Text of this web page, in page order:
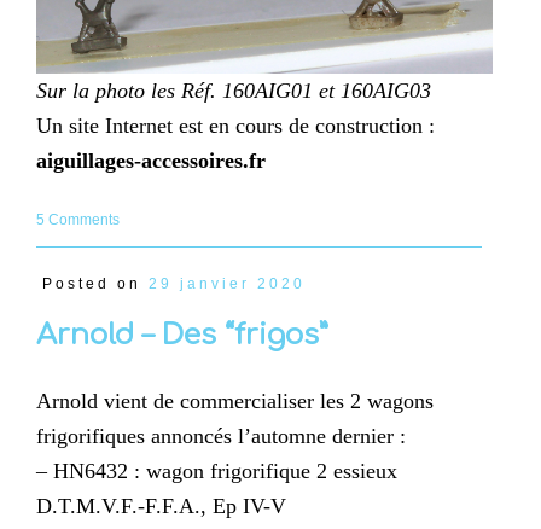
Sur la photo les Réf. 160AIG01 et 160AIG03
Un site Internet est en cours de construction :
aiguillages-accessoires.fr
5 Comments
Posted on 29 janvier 2020
Arnold – Des “frigos”
Arnold vient de commercialiser les 2 wagons
frigorifiques annoncés l’automne dernier :
– HN6432 : wagon frigorifique 2 essieux
D.T.M.V.F.-F.F.A., Ep IV-V